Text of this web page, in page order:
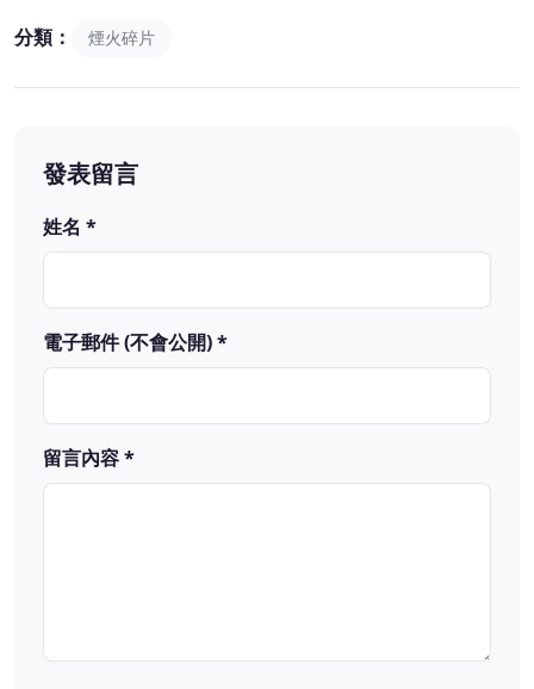
分類： 煙火碎片
發表留言
姓名 *
電子郵件 (不會公開) *
留言內容 *